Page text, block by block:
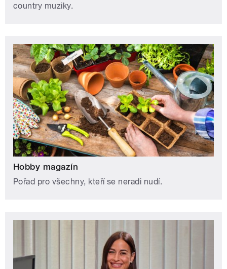
country muziky.
Hobby magazín
Pořad pro všechny, kteří se neradi nudí.